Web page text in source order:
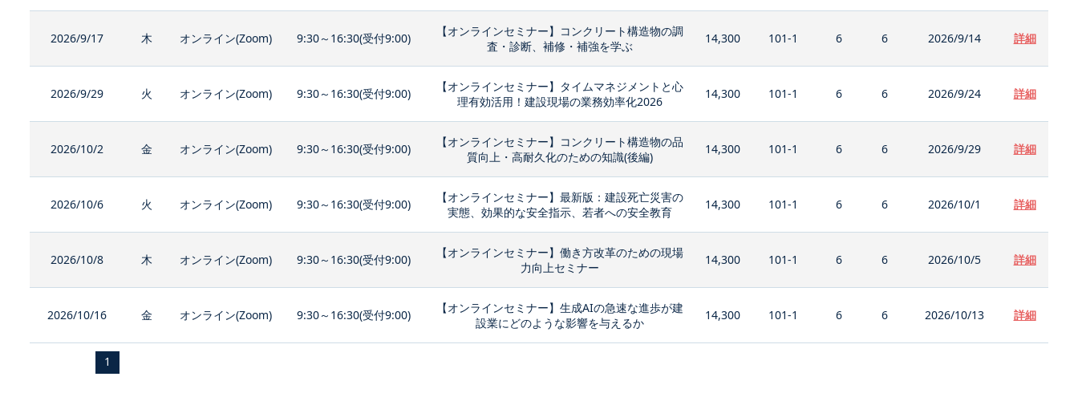
2026/9/17 木 オンライン(Zoom) 9:30～16:30(受付9:00)
【オンラインセミナー】コンクリート構造物の調
査・診断、補修・補強を学ぶ
14,300 101-1 6 6 2026/9/14 詳細
2026/9/29 火 オンライン(Zoom) 9:30～16:30(受付9:00)
【オンラインセミナー】タイムマネジメントと心
理有効活用！建設現場の業務効率化2026
14,300 101-1 6 6 2026/9/24 詳細
2026/10/2 金 オンライン(Zoom) 9:30～16:30(受付9:00)
【オンラインセミナー】コンクリート構造物の品
質向上・高耐久化のための知識(後編)
14,300 101-1 6 6 2026/9/29 詳細
2026/10/6 火 オンライン(Zoom) 9:30～16:30(受付9:00)
【オンラインセミナー】最新版：建設死亡災害の
実態、効果的な安全指示、若者への安全教育
14,300 101-1 6 6 2026/10/1 詳細
2026/10/8 木 オンライン(Zoom) 9:30～16:30(受付9:00)
【オンラインセミナー】働き方改革のための現場
力向上セミナー
14,300 101-1 6 6 2026/10/5 詳細
2026/10/16 金 オンライン(Zoom) 9:30～16:30(受付9:00)
【オンラインセミナー】生成AIの急速な進歩が建
設業にどのような影響を与えるか
14,300 101-1 6 6 2026/10/13 詳細
1